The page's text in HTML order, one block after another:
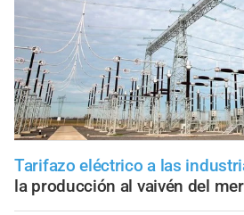
Tarifazo eléctrico a las
la producción al vaivén del